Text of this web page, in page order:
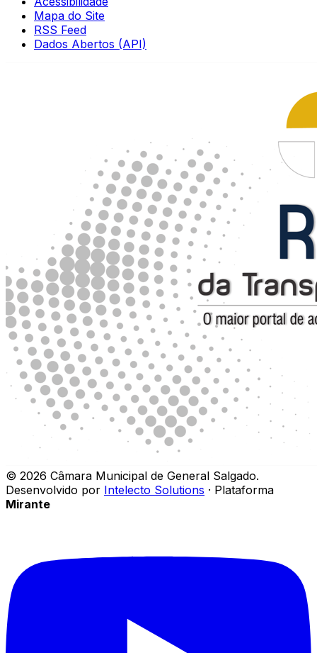
Mapa do Site
RSS Feed
Dados Abertos (API)
© 2026 Câmara Municipal de General Salgado.
Desenvolvido por Intelecto Solutions · Plataforma
Mirante